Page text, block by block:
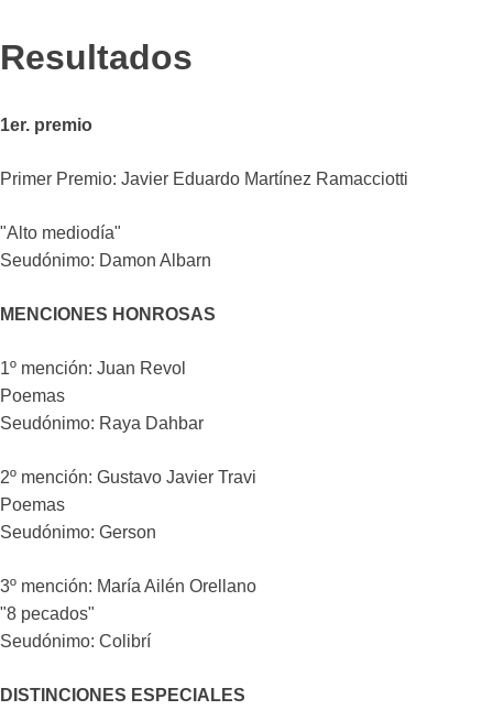
Resultados
1er. premio
Primer Premio: Javier Eduardo Martínez Ramacciotti
"Alto mediodía"
Seudónimo: Damon Albarn
MENCIONES HONROSAS
1º mención: Juan Revol
Poemas
Seudónimo: Raya Dahbar
2º mención: Gustavo Javier Travi
Poemas
Seudónimo: Gerson
3º mención: María Ailén Orellano
"8 pecados"
Seudónimo: Colibrí
DISTINCIONES ESPECIALES